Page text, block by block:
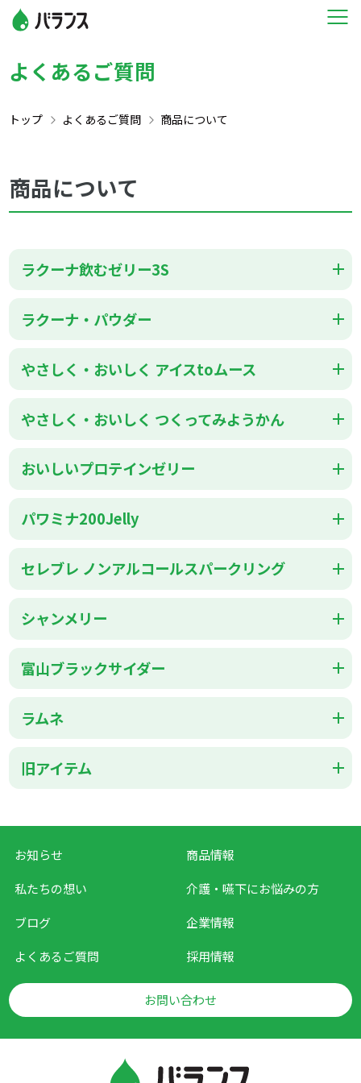
よくあるご質問
トップ よくあるご質問 商品について
商品について
ラクーナ飲むゼリー3S
ラクーナ・パウダー
やさしく・おいしく アイスtoムース
やさしく・おいしく つくってみようかん
おいしいプロテインゼリー
パワミナ200Jelly
セレブレ ノンアルコールスパークリング
シャンメリー
富山ブラックサイダー
ラムネ
旧アイテム
お知らせ
商品情報
私たちの想い
介護・嚥下にお悩みの方
ブログ
企業情報
よくあるご質問
採用情報
お問い合わせ